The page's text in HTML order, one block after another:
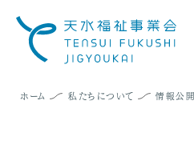
ホーム 私たちについて 情報公開